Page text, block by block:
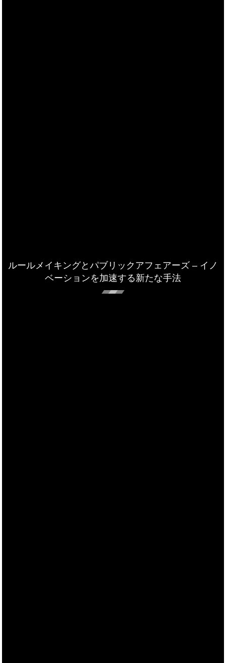
ルールメイキングとパブリックアフェアーズ – イノ
ベーションを加速する新たな手法